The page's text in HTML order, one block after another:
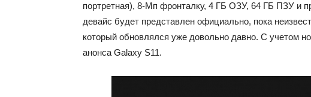
портретная), 8-Мп фронталку, 4 ГБ ОЗУ, 64 ГБ ПЗУ и
девайс будет представлен официально, пока
который обновлялся уже довольно давно. С учетом
анонса Galaxy S11.